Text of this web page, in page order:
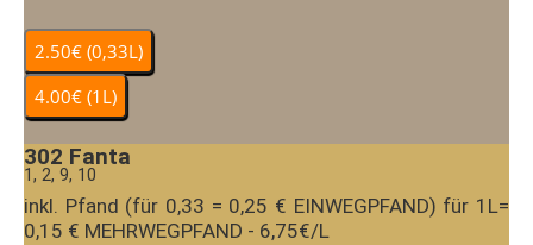
302 Fanta
1, 2, 9, 10
inkl. Pfand (für 0,33 = 0,25 € EINWEGPFAND) für 1L=
0,15 € MEHRWEGPFAND - 6,75€/L